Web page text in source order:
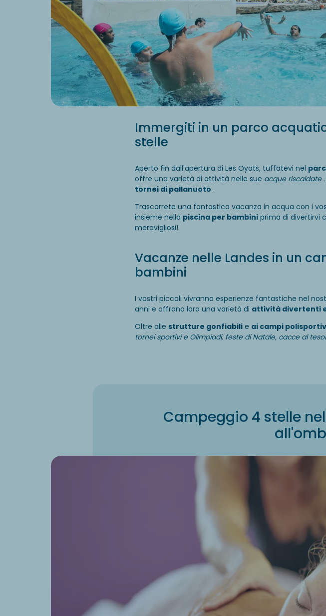
Immergiti in un parco
stelle
Aperto fin dall'apertura di Les Oyats, tuffatevi nel
offre una varietà di attività nelle sue acque riscaldate.
tornei di pallanuoto .
Trascorrete una fantastica vacanza in acqua con i
insieme nella piscina per bambini prima di divertirvi
meravigliosi!
Vacanze nelle Landes in un
bambini
I vostri piccoli vivranno esperienze fantastiche nel
anni e offrono loro una varietà di attività divertenti
Oltre alle strutture gonfiabili e ai campi
tornei sportivi e Olimpiadi, feste di Natale, cacce al
Campeggio 4 stelle